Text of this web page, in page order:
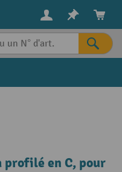
profilé en C, pour